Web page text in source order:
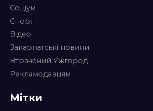
Соціум
Спорт
Відео
Закарпатські новини
Втрачений Ужгород
Рекламодавцям
Мітки